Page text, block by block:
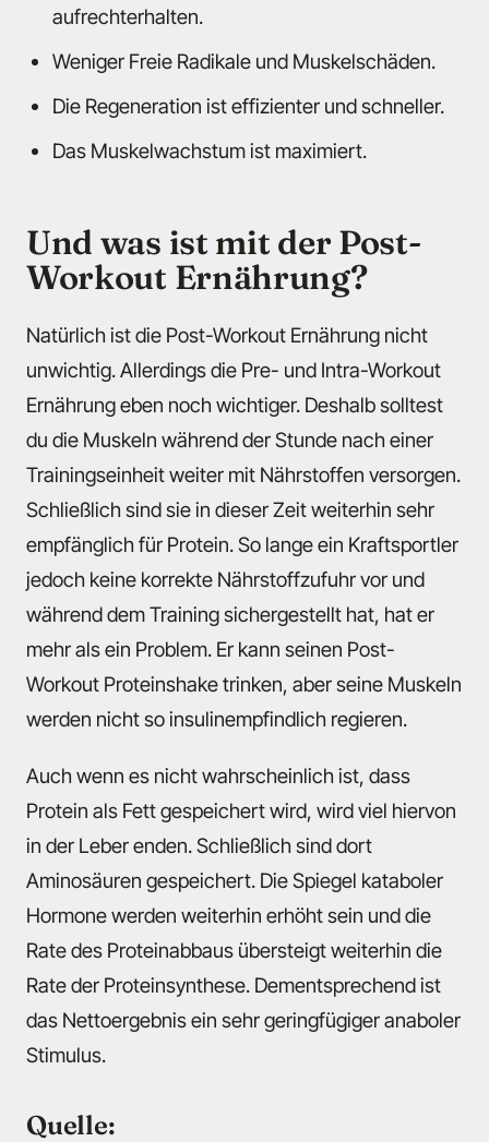
aufrechterhalten.
Weniger Freie Radikale und Muskelschäden.
Die Regeneration ist effizienter und schneller.
Das Muskelwachstum ist maximiert.
Und was ist mit der Post-
Workout Ernährung?
Natürlich ist die Post-Workout Ernährung nicht
unwichtig. Allerdings die Pre- und Intra-Workout
Ernährung eben noch wichtiger. Deshalb solltest
du die Muskeln während der Stunde nach einer
Trainingseinheit weiter mit Nährstoffen versorgen.
Schließlich sind sie in dieser Zeit weiterhin sehr
empfänglich für Protein. So lange ein Kraftsportler
jedoch keine korrekte Nährstoffzufuhr vor und
während dem Training sichergestellt hat, hat er
mehr als ein Problem. Er kann seinen Post-
Workout Proteinshake trinken, aber seine Muskeln
werden nicht so insulinempfindlich regieren.
Auch wenn es nicht wahrscheinlich ist, dass
Protein als Fett gespeichert wird, wird viel hiervon
in der Leber enden. Schließlich sind dort
Aminosäuren gespeichert. Die Spiegel kataboler
Hormone werden weiterhin erhöht sein und die
Rate des Proteinabbaus übersteigt weiterhin die
Rate der Proteinsynthese. Dementsprechend ist
das Nettoergebnis ein sehr geringfügiger anaboler
Stimulus.
Quelle: